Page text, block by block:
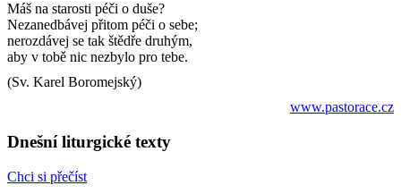
Máš na starosti péči o duše?
Nezanedbávej přitom péči o sebe;
nerozdávej se tak štědře druhým,
aby v tobě nic nezbylo pro tebe.
(Sv. Karel Boromejský)
www.pastorace.cz
Dnešní liturgické texty
Chci si přečíst